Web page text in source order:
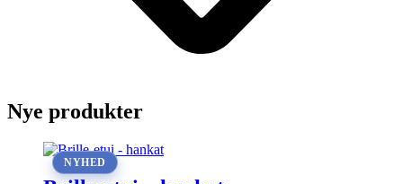
Nye produkter
NYHED